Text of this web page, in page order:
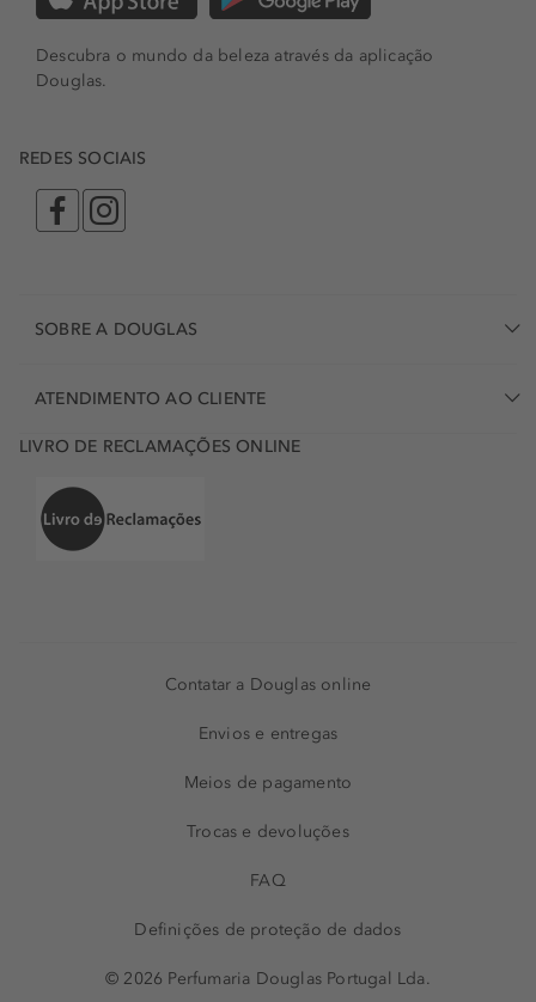
Descubra o mundo da beleza através da aplicação
Douglas.
REDES SOCIAIS
SOBRE A DOUGLAS
ATENDIMENTO AO CLIENTE
LIVRO DE RECLAMAÇÕES ONLINE
Contatar a Douglas online
Envios e entregas
Meios de pagamento
Trocas e devoluções
FAQ
Definições de proteção de dados
© 2026 Perfumaria Douglas Portugal Lda.